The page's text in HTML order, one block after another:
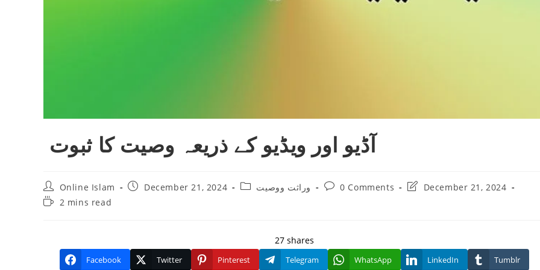
آڈیو اور ویڈیو کے ذریعہ وصیت کا ثبوت
Post
author:
Online Islam
PostDecember 21, 2024
Postوراثت ووصيت
Post0 Comments
PostDecember 21, 2024
Reading2 mins read
27 shares
Facebook Twitter Pinterest Telegram WhatsApp LinkedIn Tumblr